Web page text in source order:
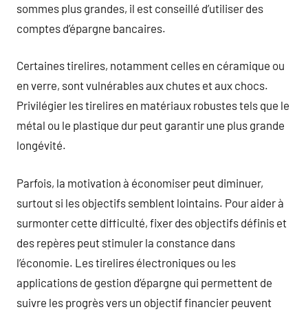
sommes plus grandes, il est conseillé d’utiliser des
comptes d’épargne bancaires.
Certaines tirelires, notamment celles en céramique ou
en verre, sont vulnérables aux chutes et aux chocs.
Privilégier les tirelires en matériaux robustes tels que le
métal ou le plastique dur peut garantir une plus grande
longévité.
Parfois, la motivation à économiser peut diminuer,
surtout si les objectifs semblent lointains. Pour aider à
surmonter cette difficulté, fixer des objectifs définis et
des repères peut stimuler la constance dans
l’économie. Les tirelires électroniques ou les
applications de gestion d’épargne qui permettent de
suivre les progrès vers un objectif financier peuvent